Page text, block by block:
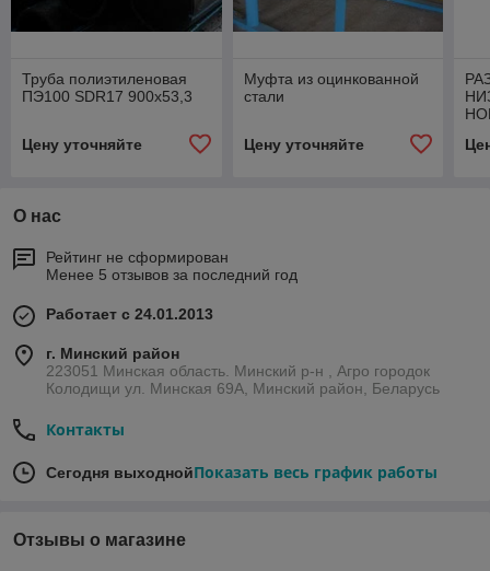
Труба полиэтиленовая
ПЭ100 SDR17 900х53,3
Цену уточняйте
Муфта из оцинкованной
стали
Цену уточняйте
О нас
Рейтинг не сформирован
Менее 5 отзывов за последний год
Работает с 24.01.2013
г. Минский район
223051 Минская область. Минский р-н , Агро городок
Колодищи ул. Минская 69А, Минский район, Беларусь
Контакты
Сегодня выходнойПоказать весь график работы
Отзывы о магазине